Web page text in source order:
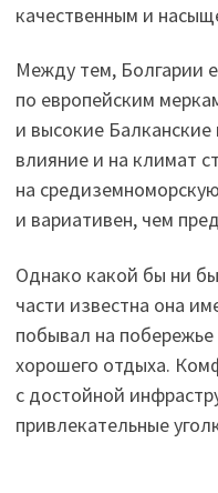
качественным и
Между тем, Болгарии
по европейским
и высокие
влияние и на климат
на
и вариативен, чем
Однако какой бы ни
части известна она
побывал на
хорошего отдыха.
с достойной
привлекательные